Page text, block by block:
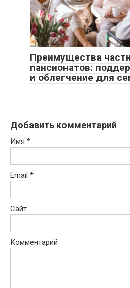
Преимущества
пансионатов:
и облегчение для
Добавить комментарий
Имя *
Email *
Сайт
Комментарий